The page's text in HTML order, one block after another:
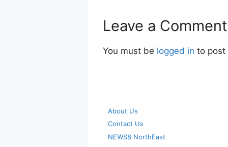
Leave a Comment
You must be logged in to post
About Us
Contact Us
NEWS8 NorthEast